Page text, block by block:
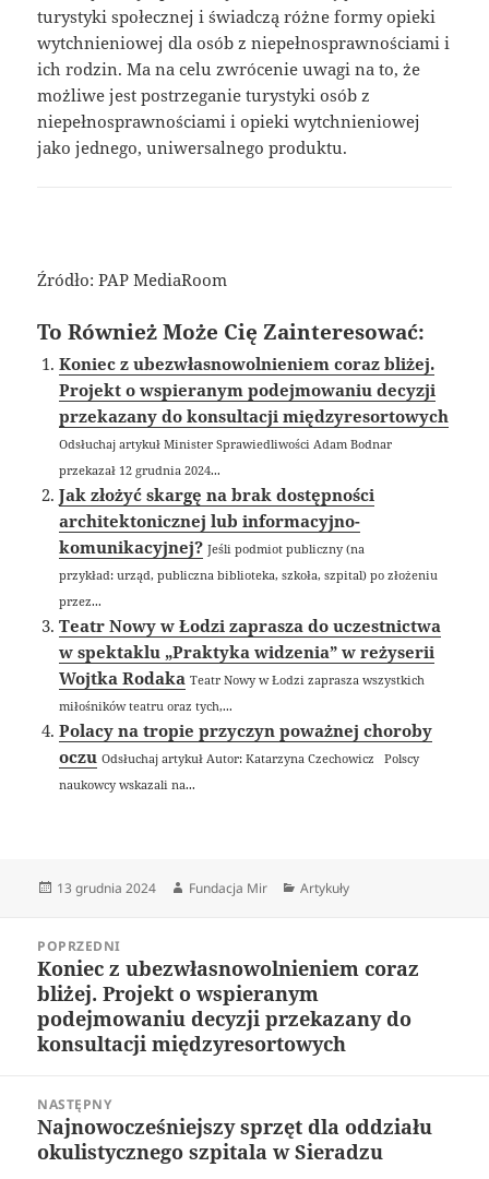
turystyki społecznej i świadczą różne formy opieki
wytchnieniowej dla osób z niepełnosprawnościami i
ich rodzin. Ma na celu zwrócenie uwagi na to, że
możliwe jest postrzeganie turystyki osób z
niepełnosprawnościami i opieki wytchnieniowej
jako jednego, uniwersalnego produktu.
Źródło: PAP MediaRoom
To Również Może Cię Zainteresować:
Koniec z ubezwłasnowolnieniem coraz bliżej.
Projekt o wspieranym podejmowaniu decyzji
przekazany do konsultacji międzyresortowych
Odsłuchaj artykuł Minister Sprawiedliwości Adam Bodnar
przekazał 12 grudnia 2024...
Jak złożyć skargę na brak dostępności
architektonicznej lub informacyjno-
komunikacyjnej? Jeśli podmiot publiczny (na
przykład: urząd, publiczna biblioteka, szkoła, szpital) po złożeniu
przez...
Teatr Nowy w Łodzi zaprasza do uczestnictwa
w spektaklu „Praktyka widzenia” w reżyserii
Wojtka Rodaka Teatr Nowy w Łodzi zaprasza wszystkich
miłośników teatru oraz tych,...
Polacy na tropie przyczyn poważnej choroby
oczu Odsłuchaj artykuł Autor: Katarzyna Czechowicz Polscy
naukowcy wskazali na...
Data
13 grudnia 2024 Autor
Fundacja Mir Kategorie
Artykuły
wpisuPOPRZEDNI
Poprzedni
wpis:
Koniec z ubezwłasnowolnieniem coraz
bliżej. Projekt o wspieranym
podejmowaniu decyzji przekazany do
konsultacji międzyresortowych
NASTĘPNY
Następny
wpis:
Najnowocześniejszy sprzęt dla oddziału
okulistycznego szpitala w Sieradzu